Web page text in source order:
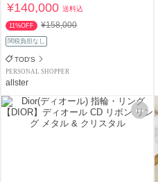
¥140,000送料込
11%OFF ¥158,000
関税負担なし
TOD'S
PERSONAL SHOPPER
allster